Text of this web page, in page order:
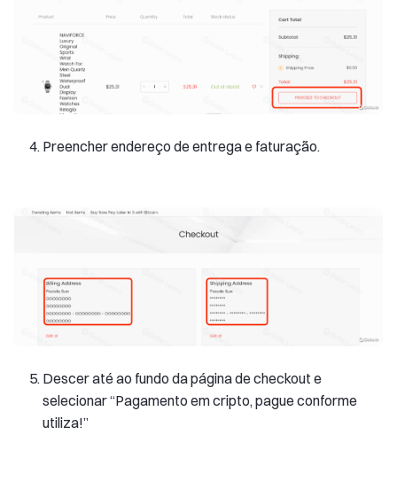
Preencher endereço de entrega e faturação.
Descer até ao fundo da página de checkout e
selecionar “Pagamento em cripto, pague conforme
utiliza!”